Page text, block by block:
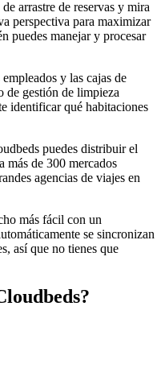
arrastre de reservas y mira
perspectiva para maximizar
puedes manejar y procesar
y las cajas de
de gestión de limpieza
identificar qué habitaciones
puedes distribuir el
más de 300 mercados
agencias de viajes en
más fácil con un
se sincronizan
así que no tienes que
?